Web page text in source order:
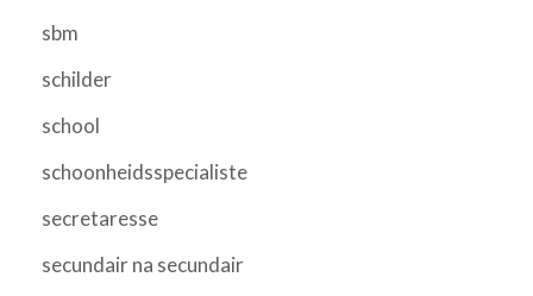
sbm
schilder
school
schoonheidsspecialiste
secretaresse
secundair na secundair